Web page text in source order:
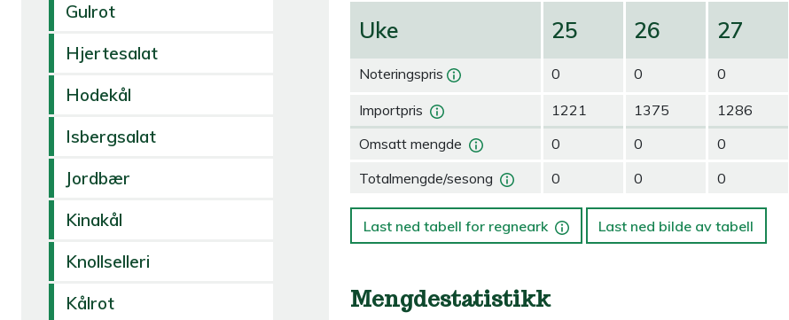
Gulrot
Hjertesalat
Hodekål
Isbergsalat
Jordbær
Kinakål
Knollselleri
Kålrot
Uke
Noteringspris
Importpris
Omsatt mengde
Totalmengde/sesong
25
0
1221
0
0
26
0
1375
0
0
27
0
1286
0
0
Last ned tabell for regneark Last ned bilde av tabell
Mengdestatistikk